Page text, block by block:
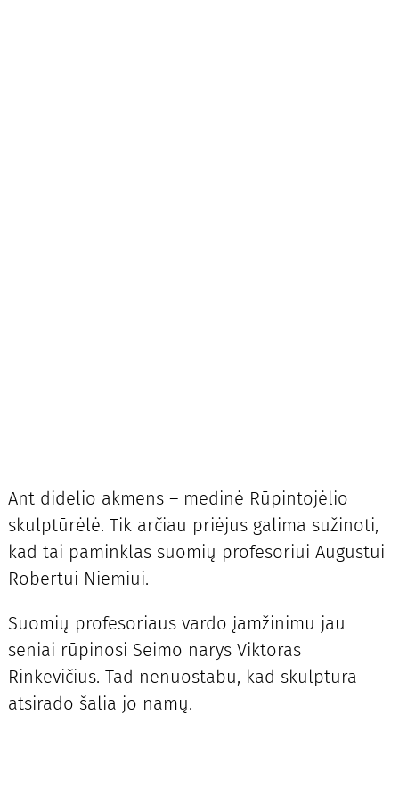
Ant didelio akmens – medinė Rūpintojėlio
skulptūrėlė. Tik arčiau priėjus galima sužinoti,
kad tai paminklas suomių profesoriui Augustui
Robertui Niemiui.
Suomių profesoriaus vardo įamžinimu jau
seniai rūpinosi Seimo narys Viktoras
Rinkevičius. Tad nenuostabu, kad skulptūra
atsirado šalia jo namų.